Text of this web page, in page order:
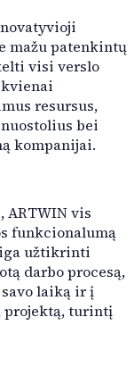
specializacija –
mažu patenkintų
visi verslo
resursus,
bei
kompanijai.
vis
funkcionalumą
užtikrinti
darbo procesą,
laiką ir į
turintį